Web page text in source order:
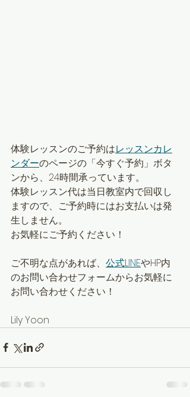
体験レッスンのご予約はレッスンカレ
ンダーのページの「今すぐ予約」ボタ
ンから、24時間承っています。
体験レッスン代は当日教室内で回収し
ますので、ご予約時にはお支払いは発
生しません。
お気軽にご予約ください！
ご不明な点があれば、 公式LINEやHP内
のお問い合わせフォームからお気軽に
お問い合わせください！
Lily Yoon